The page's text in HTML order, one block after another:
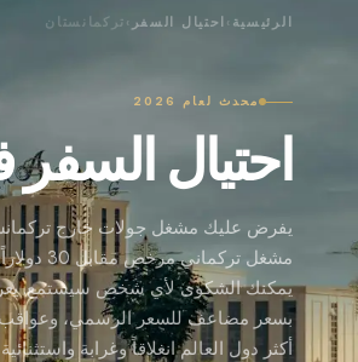
الرئيسية › احتيال السفر › تركمانستان
محدث لعام 2026
احتيال السفر
مشغل
يمكنك الشكوى لأي شخص سيستمع.
بسعر مضاعف للسعر الرسمي، وعواقب
أكثر دول العالم انغلاقاً وغرابة